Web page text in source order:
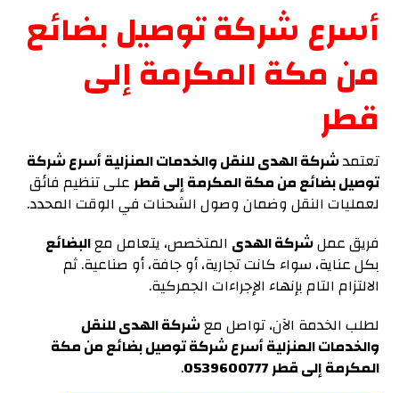
أسرع شركة توصيل بضائع
من مكة المكرمة إلى
قطر
تعتمدشركة الهدى للنقل والخدمات المنزلية أسرع شركة
توصيل بضائع من مكة المكرمة إلى قطرعلى تنظيم فائق
لعمليات النقل وضمان وصول الشحنات في الوقت المحدد.
فريق عملشركة الهدى المتخصص، يتعامل معالبضائع
بكل عناية، سواء كانت تجارية، أو جافة، أو صناعية. ثم
الالتزام التام بإنهاء الإجراءات الجمركية.
لطلب الخدمة الآن، تواصل معشركة الهدى للنقل
والخدمات المنزلية أسرع شركة توصيل بضائع من مكة
المكرمة إلى قطر 0539600777
.